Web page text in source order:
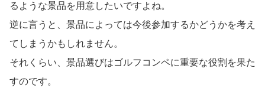
るような景品を用意したいですよね。
逆に言うと、景品によっては今後参加するかどうかを考え
てしまうかもしれません。
それくらい、景品選びはゴルフコンペに重要な役割を果た
すのです。